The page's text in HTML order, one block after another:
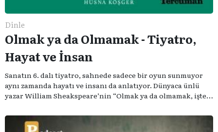
Dinle
Olmak ya da Olmamak - Tiyatro,
Hayat ve İnsan
Sanatın 6. dalı tiyatro, sahnede sadece bir oyun sunmuyor
aynı zamanda hayatı ve insanı da anlatıyor. Dünyaca ünlü
yazar William Sheakspeare’nin “Olmak ya da olmamak, işte
serimizde; tiyatroyu, alanının uzman isimleriyle
konuşuyoruz..